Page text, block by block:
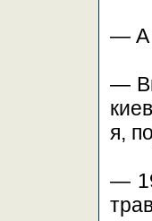
— А
—
я,
—